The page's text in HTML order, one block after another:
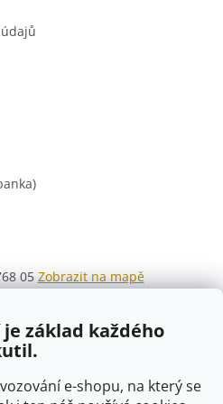
základ každého
e-shopu, na který se
05 Zobrazit na mapě